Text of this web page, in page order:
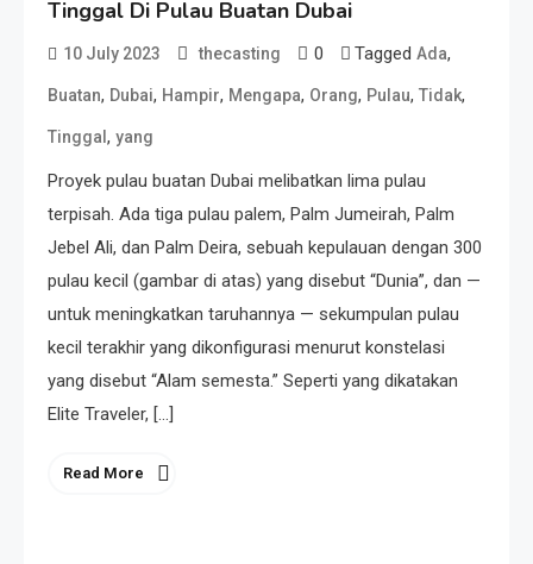
Tinggal Di Pulau Buatan Dubai
10 July 2023 thecasting 0 Tagged Ada,
Buatan, Dubai, Hampir, Mengapa, Orang, Pulau, Tidak,
Tinggal , yang
Proyek pulau buatan Dubai melibatkan lima pulau
terpisah. Ada tiga pulau palem, Palm Jumeirah, Palm
Jebel Ali, dan Palm Deira, sebuah kepulauan dengan 300
pulau kecil (gambar di atas) yang disebut “Dunia”, dan —
untuk meningkatkan taruhannya — sekumpulan pulau
kecil terakhir yang dikonfigurasi menurut konstelasi
yang disebut “Alam semesta.” Seperti yang dikatakan
Elite Traveler, […]
Read More